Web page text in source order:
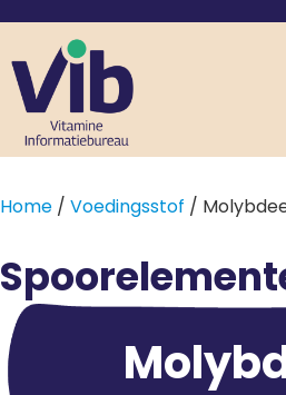
Home / Voedingsstof /